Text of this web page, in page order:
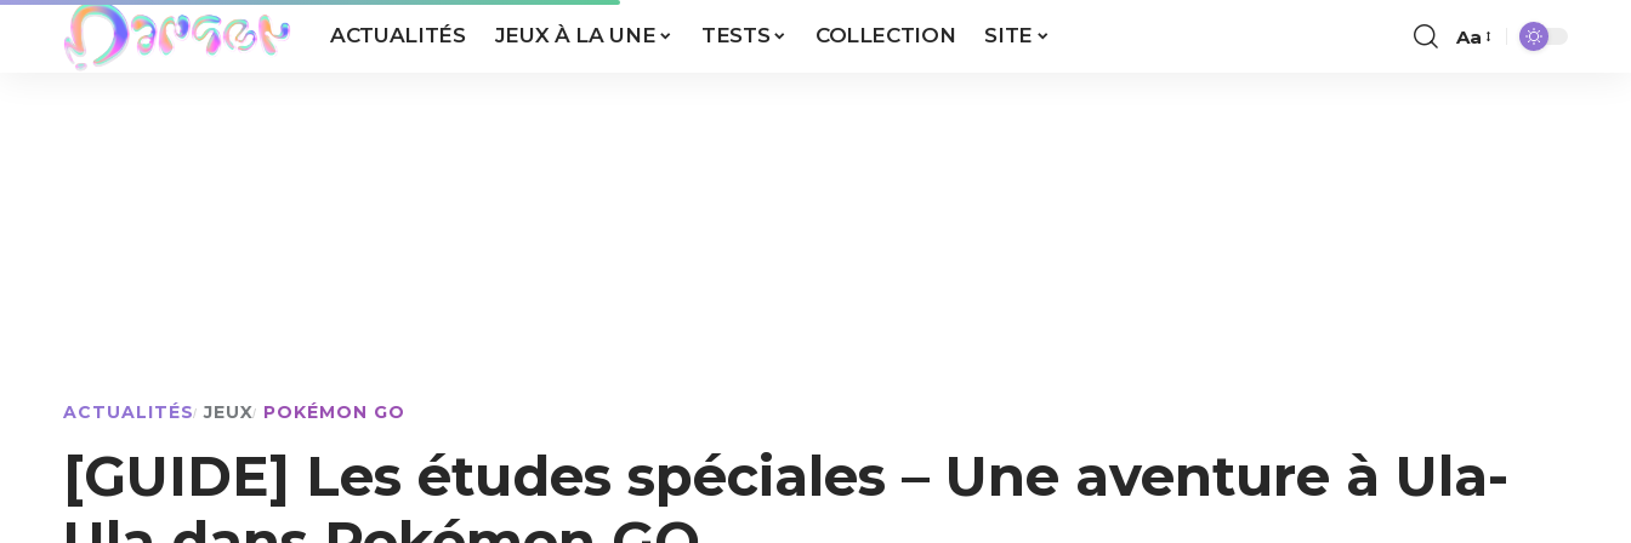
ACTUALITÉS JEUX À LA UNE TESTS COLLECTION SITE Aa
ACTUALITÉS JEUX POKÉMON GO
[GUIDE] Les études spéciales – Une aventure à Ula-